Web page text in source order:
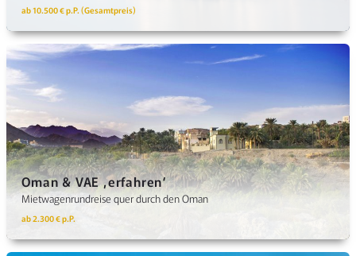
ab 10.500 € p.P. (Gesamtpreis)
Oman & VAE ‚erfahren‘
Mietwagenrundreise quer durch den Oman
ab 2.300 € p.P.